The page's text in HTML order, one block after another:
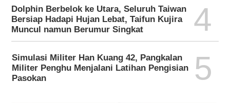
Dolphin Berbelok ke Utara, Seluruh Taiwan
Bersiap Hadapi Hujan Lebat, Taifun Kujira
Muncul namun Berumur Singkat
4
Simulasi Militer Han Kuang 42, Pangkalan
Militer Penghu Menjalani Latihan Pengisian
Pasokan
5